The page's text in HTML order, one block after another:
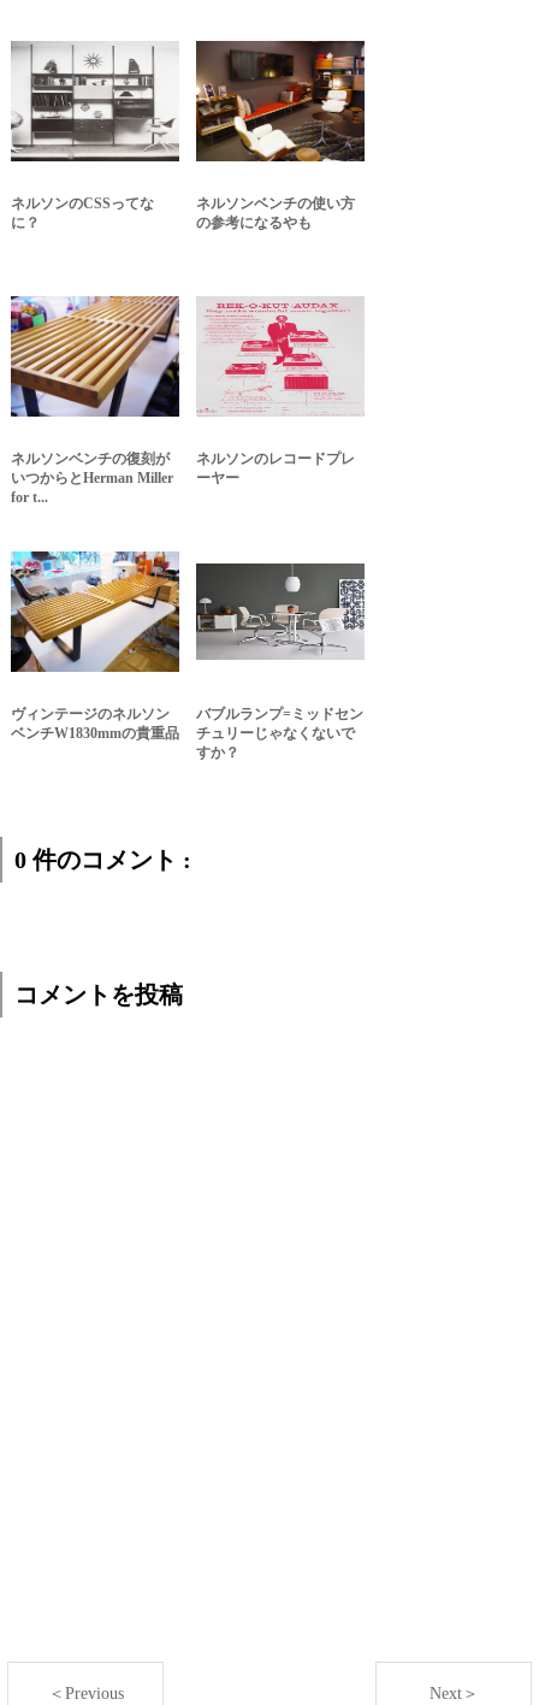
ネルソンのCSSってな
に？
ネルソンベンチの使い方
の参考になるやも
ネルソンベンチの復刻が
いつからとHerman Miller
for t...
ネルソンのレコードプレ
ーヤー
ヴィンテージのネルソン
ベンチW1830mmの貴重品
バブルランプ=ミッドセン
チュリーじゃなくないで
すか？
0 件のコメント :
コメントを投稿
＜Previous Next＞